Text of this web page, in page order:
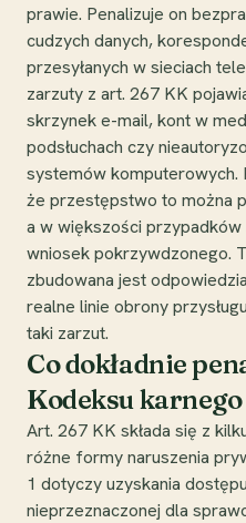
prawie. Penalizuje on
cudzych danych,
przesyłanych w sieciach
zarzuty z art. 267 KK
skrzynek e-mail, kont w
podsłuchach czy
systemów
że przestępstwo to można
a w większości przypadków
wniosek pokrzywdzonego.
zbudowana jest
realne linie obrony
taki zarzut.
Co dokładnie
Kodeksu karnego
Art. 267 KK składa się z
różne formy naruszenia
1 dotyczy uzyskania
nieprzeznaczonej dla